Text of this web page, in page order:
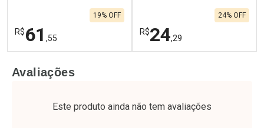
R$61 ,55
19% OFF
Laboratório
Por Menos
R$24,29
24% OFF
Laboratório
Por Menos
Avaliações
Este produto ainda não tem avaliações